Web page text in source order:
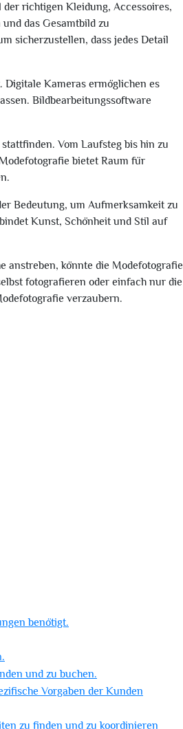
richtigen Kleidung, Accessoires,
das Gesamtbild zu
sicherzustellen, dass jedes Detail
Digitale Kameras ermöglichen es
Bildbearbeitungssoftware
Vom Laufsteg bis hin zu
bietet Raum für
Bedeutung, um Aufmerksamkeit zu
Kunst, Schönheit und Stil auf
anstreben, könnte die Modefotografie
fotografieren oder einfach nur die
verzaubern.
benötigt.
und zu buchen.
Vorgaben der Kunden
zu finden und zu koordinieren